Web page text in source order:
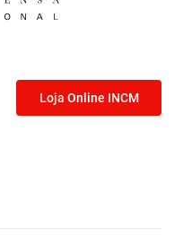
Loja Online INCM